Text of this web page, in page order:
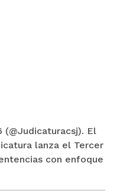
(@Judicaturacsj). El
lanza el Tercer
con enfoque